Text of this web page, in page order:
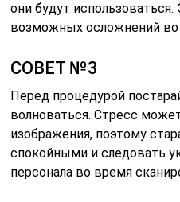
они будут
возможных осложнений во
СОВЕТ №3
Перед процедурой
волноваться. Стресс
изображения, поэтому
спокойными и следовать
персонала во время